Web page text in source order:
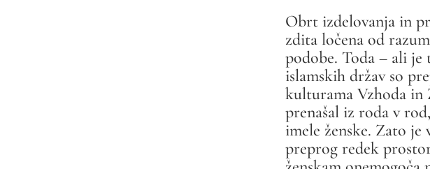
Obrt izdelovanja in
zdita ločena od
podobe. Toda – ali
islamskih držav so
kulturama Vzhoda in
prenašal iz roda v
imele ženske. Zato je
preprog redek